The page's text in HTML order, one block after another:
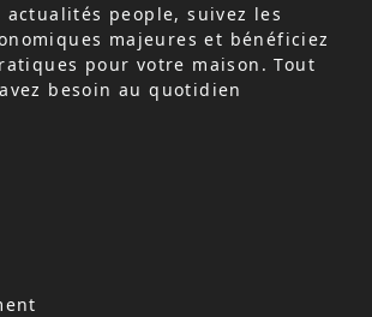
actualités people, suivez les
majeures et bénéficiez
pour votre maison. Tout
besoin au quotidien